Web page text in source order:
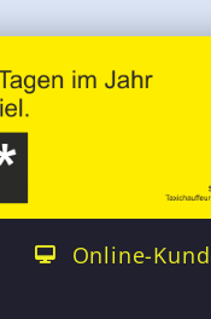
Online-